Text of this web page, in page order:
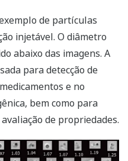
de partículas
injetável. O diâmetro
abaixo das imagens. A
para detecção de
e no
bem como para
de propriedades.